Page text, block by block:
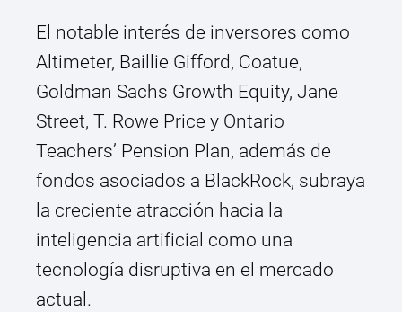
El notable interés de inversores como
Altimeter, Baillie Gifford, Coatue,
Goldman Sachs Growth Equity, Jane
Street, T. Rowe Price y Ontario
Teachers’ Pension Plan, además de
fondos asociados a BlackRock, subraya
la creciente atracción hacia la
inteligencia artificial como una
tecnología disruptiva en el mercado
actual.